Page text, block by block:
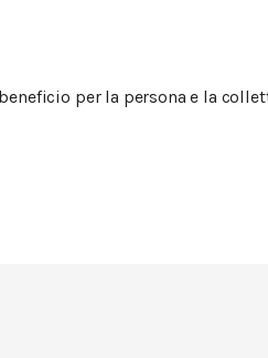
per la persona e la